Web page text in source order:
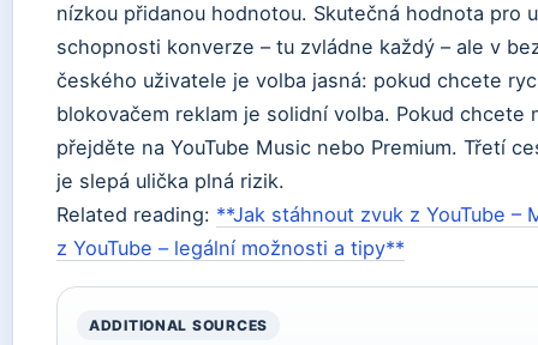
nízkou přidanou hodnotou. Skutečná hodnota pro
schopnosti konverze – tu zvládne každý – ale v
českého uživatele je volba jasná: pokud chcete
blokovačem reklam je solidní volba. Pokud
přejděte na YouTube Music nebo Premium. Třetí
je slepá ulička plná rizik.
Related reading: **Jak stáhnout zvuk z YouTube –
z YouTube – legální možnosti a tipy**
ADDITIONAL SOURCES